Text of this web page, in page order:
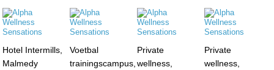
Hotel Intermills,
Malmedy
Voetbal
trainingscampus,
Private
wellness,
Private
wellness,